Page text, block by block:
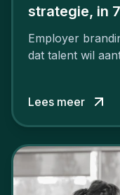
strategie, in
Employer
dat talent wil
niet van
aan, starten met
Lees meer